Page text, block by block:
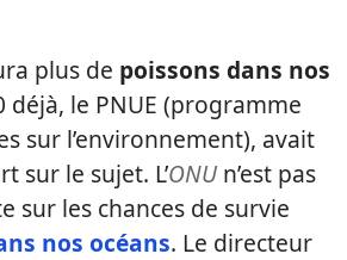
plus de poissons dans nos
déjà, le PNUE (programme
sur l’environnement), avait
sur le sujet. L’ONU n’est pas
sur les chances de survie
nos océans. Le directeur